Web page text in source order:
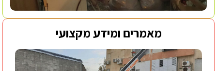
מאמרים ומידע מקצועי